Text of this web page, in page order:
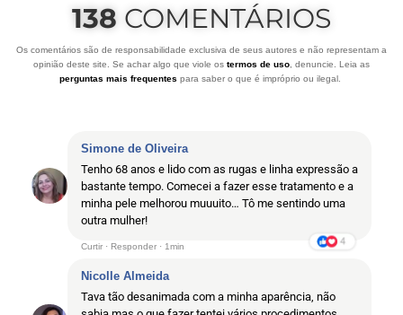
138 COMENTÁRIOS
Os comentários são de responsabilidade exclusiva de seus autores e não representam a
opinião deste site. Se achar algo que viole os termos de uso, denuncie. Leia as
perguntas mais frequentes para saber o que é impróprio ou ilegal.
Simone de Oliveira
Tenho 68 anos e lido com as rugas e linha expressão a
bastante tempo. Comecei a fazer esse tratamento e a
minha pele melhorou muuuito… Tô me sentindo uma
outra mulher!
Curtir · Responder · 1min
Nicolle Almeida
Tava tão desanimada com a minha aparência, não